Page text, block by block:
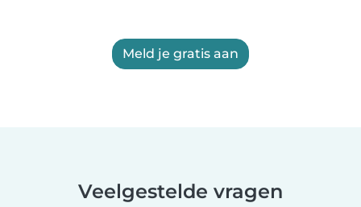
Meld je gratis aan
Veelgestelde vragen